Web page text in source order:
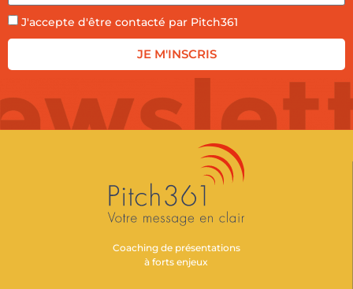
J'accepte d'être contacté par Pitch361
JE M'INSCRIS
Coaching de présentations
à forts enjeux